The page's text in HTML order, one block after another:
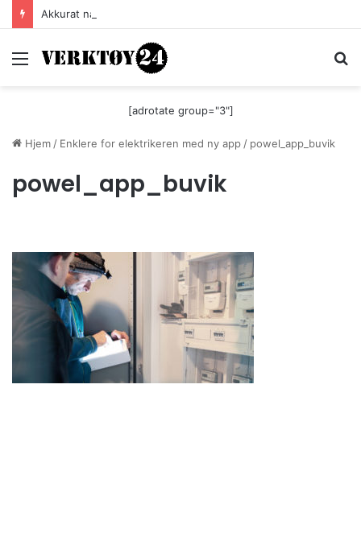
Akkurat nå er batteri-bordsaga til Festool billigere
Meny
[adrotate group="3"]
Hjem / Enklere for elektrikeren med ny app / powel_app_buvik
powel_app_buvik